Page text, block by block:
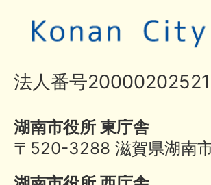
法人番号
湖南市役所 東庁舎
〒520-3288 滋賀県湖南